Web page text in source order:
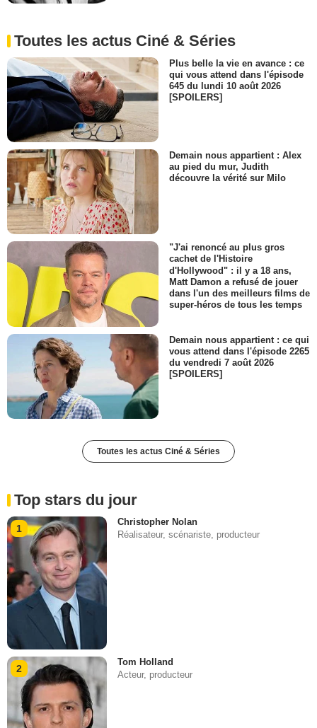
Toutes les actus Ciné & Séries
Plus belle la vie en avance : ce
qui vous attend dans l'épisode
645 du lundi 10 août 2026
[SPOILERS]
Demain nous appartient : Alex
au pied du mur, Judith
découvre la vérité sur Milo
"J'ai renoncé au plus gros
cachet de l'Histoire
d'Hollywood" : il y a 18 ans,
Matt Damon a refusé de jouer
dans l'un des meilleurs films de
super-héros de tous les temps
Demain nous appartient : ce qui
vous attend dans l'épisode 2265
du vendredi 7 août 2026
[SPOILERS]
Toutes les actus Ciné & Séries
Top stars du jour
1
Christopher Nolan
Réalisateur, scénariste, producteur
2
Tom Holland
Acteur, producteur